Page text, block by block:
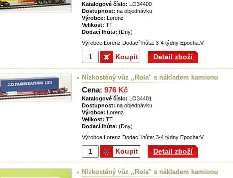
Katalogové číslo: LO34400
Dostupnost: na objednávku
Výrobce: Lorenz
Velikost: TT
Dodací lhůta: (Dny)
Výrobce:Lorenz Dodací lhůta: 3-4 týdny Epocha:V
Koupit Detail zboží
Nízkostěný vůz ,,Rola" s nákladem kamionu
Cena: 976 Kč
Katalogové číslo: LO34401
Dostupnost: na objednávku
Výrobce: Lorenz
Velikost: TT
Dodací lhůta: (Dny)
Výrobce:Lorenz Dodací lhůta: 3-4 týdny Epocha:V
Koupit Detail zboží
Nízkostěný vůz ,,Rola" s nákladem kamionu